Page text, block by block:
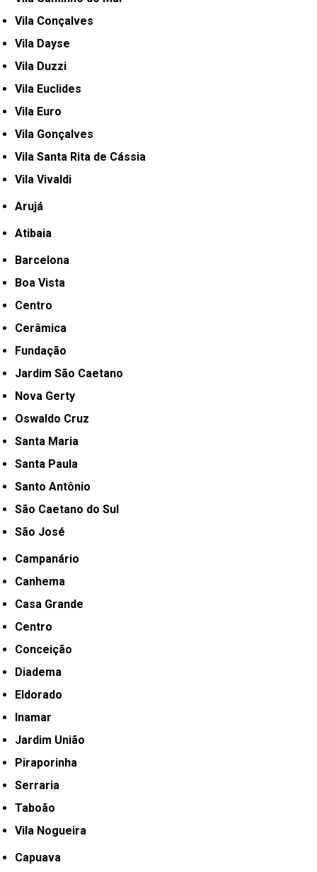
Vila Conçalves
Vila Dayse
Vila Duzzi
Vila Euclides
Vila Euro
Vila Gonçalves
Vila Santa Rita de Cássia
Vila Vivaldi
Arujá
Atibaia
Barcelona
Boa Vista
Centro
Cerâmica
Fundação
Jardim São Caetano
Nova Gerty
Oswaldo Cruz
Santa Maria
Santa Paula
Santo Antônio
São Caetano do Sul
São José
Campanário
Canhema
Casa Grande
Centro
Conceição
Diadema
Eldorado
Inamar
Jardim União
Piraporinha
Serraria
Taboão
Vila Nogueira
Capuava